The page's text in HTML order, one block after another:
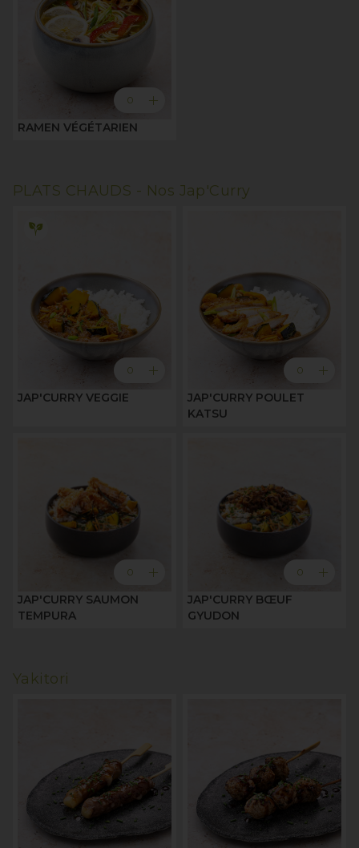
0 add
RAMEN VÉGÉTARIEN
PLATS CHAUDS - Nos Jap'Curry
0 add
JAP'CURRY VEGGIE
0 add
JAP'CURRY POULET
KATSU
0 add
JAP'CURRY SAUMON
TEMPURA
0 add
JAP'CURRY BŒUF
GYUDON
Yakitori